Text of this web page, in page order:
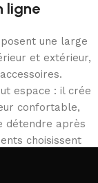
ligne
une large
et extérieur,
espace : il crée
confortable,
détendre après
choisissent